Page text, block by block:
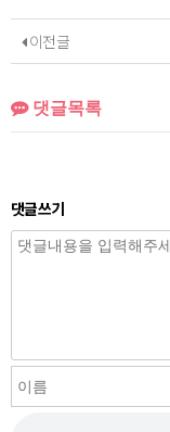
이전글
댓글목록
댓글쓰기